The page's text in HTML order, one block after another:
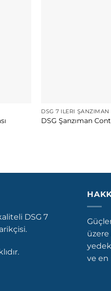
DSG 7 İLERI ŞANZIMAN
DSG Şanzıman
DSG 7
üzere
ve en